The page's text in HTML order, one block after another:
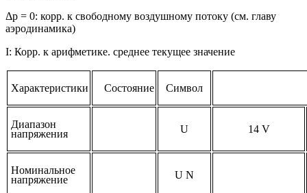
Δp = 0: корр. к свободному воздушному потоку (см. главу
аэродинамика)
I: Корр. к арифметике. среднее текущее значение
Характеристики Состояние Символ
Диапазон
напряжения
U 14 V
Номинальное
напряжение
U N